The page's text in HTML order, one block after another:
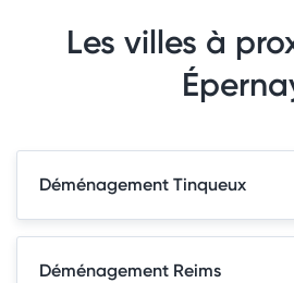
Les villes à
Déménagement Tinqueux
Déménagement Reims